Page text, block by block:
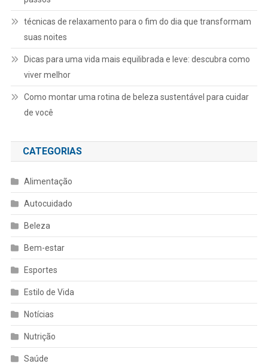
técnicas de relaxamento para o fim do dia que transformam
suas noites
Dicas para uma vida mais equilibrada e leve: descubra como
viver melhor
Como montar uma rotina de beleza sustentável para cuidar
de você
CATEGORIAS
Alimentação
Autocuidado
Beleza
Bem-estar
Esportes
Estilo de Vida
Notícias
Nutrição
Saúde